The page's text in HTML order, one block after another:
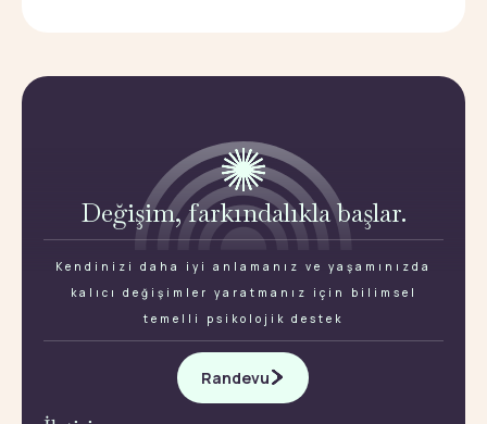
Değişim, farkındalıkla başlar.
Kendinizi daha iyi anlamanız ve yaşamınızda
kalıcı değişimler yaratmanız için bilimsel
temelli psikolojik destek
Randevu